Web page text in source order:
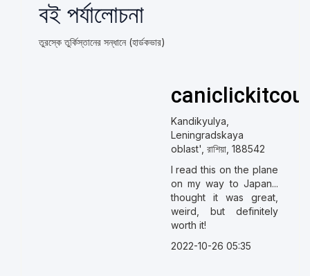
বই পর্যালোচনা
তুরস্কে তুর্কিস্তানের সন্ধানে (হার্ডকভার)
Kandikyulya,
Leningradskaya
oblast', রাশিয়া, 188542
I read this on the plane
on my way to Japan...
thought it was great,
weird, but definitely
worth it!
2022-10-26 05:35